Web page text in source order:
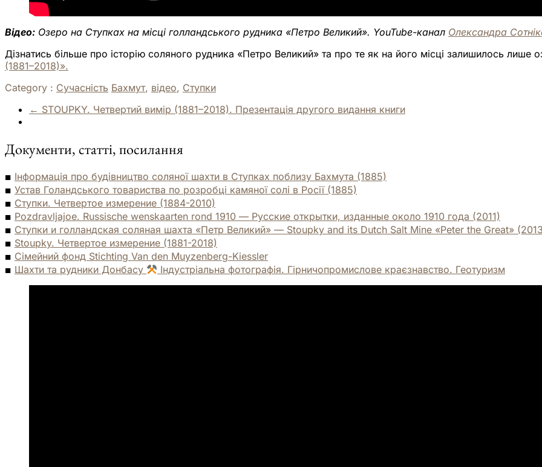
Відео: Озеро на Ступках на місці голландського рудника «Петро Великий». YouTube-канал Олександра
Дізнатись більше про історію соляного рудника «Петро Великий» та про те як на його місці залишилось лише
(1881–2018)».
Category : Сучасність Бахмут, відео, Ступки
← STOUPKY. Четвертий вимір (1881–2018). Презентація другого видання книги
Документи, статті, посилання
Інформація про будівництво соляної шахти в Ступках поблизу Бахмута (1885)
Устав Голандського товариства по розробці камяної солі в Росії (1885)
Ступки. Четвертое измерение (1884-2010)
Pozdravljajoe. Russische wenskaarten rond 1910 — Русские открытки, изданные около 1910 года (2011)
Ступки и голландская соляная шахта «Петр Великий» — Stoupky and its Dutch Salt Mine «Peter the Great»
Stoupky. Четвертое измерение (1881-2018)
Сімейний фонд Stichting Van den Muyzenberg-Kiessler
Шахти та рудники Донбасу
Індустріальна фотографія. Гірничопромислове краєзнавство. Геотуризм